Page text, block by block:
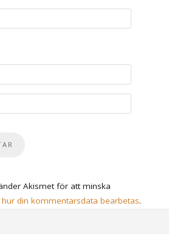
Akismet för att minska
din kommentarsdata bearbetas.